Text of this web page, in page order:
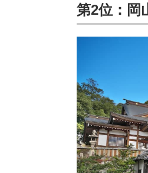
第2位：岡